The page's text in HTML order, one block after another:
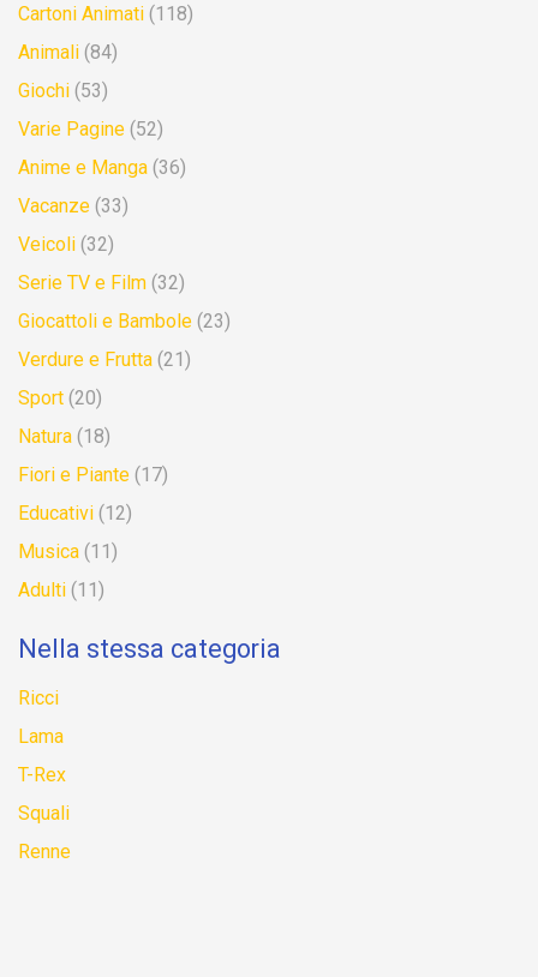
Cartoni Animati (118)
Animali (84)
Giochi (53)
Varie Pagine (52)
Anime e Manga (36)
Vacanze (33)
Veicoli (32)
Serie TV e Film (32)
Giocattoli e Bambole (23)
Verdure e Frutta (21)
Sport (20)
Natura (18)
Fiori e Piante (17)
Educativi (12)
Musica (11)
Adulti (11)
Nella stessa categoria
Ricci
Lama
T-Rex
Squali
Renne